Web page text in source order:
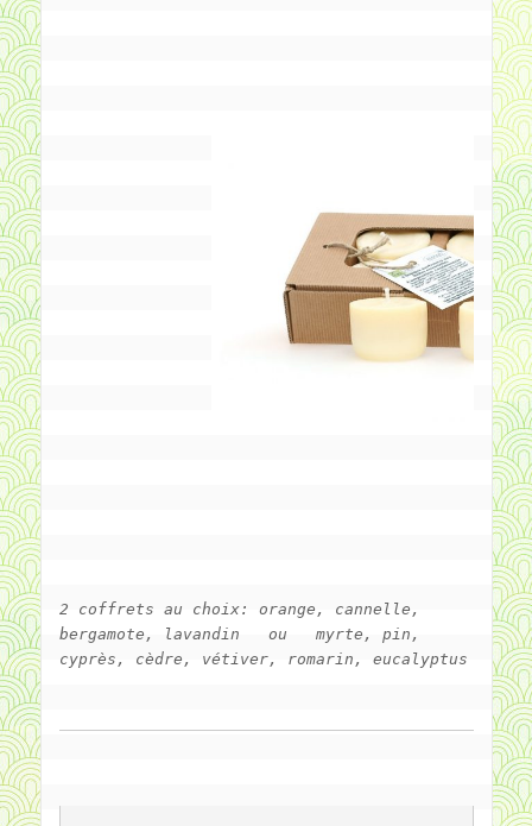
2 coffrets au choix: orange, cannelle,
bergamote, lavandin   ou   myrte, pin,
cyprès, cèdre, vétiver, romarin, eucalyptus